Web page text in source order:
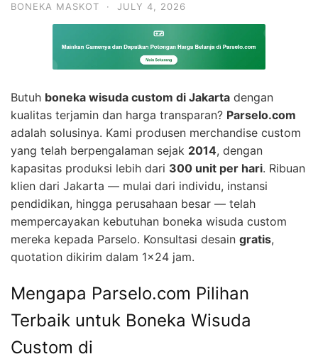
BONEKA MASKOT · JULY 4, 2026
Butuh boneka wisuda custom di Jakarta dengan
kualitas terjamin dan harga transparan? Parselo.com
adalah solusinya. Kami produsen merchandise custom
yang telah berpengalaman sejak 2014, dengan
kapasitas produksi lebih dari 300 unit per hari. Ribuan
klien dari Jakarta — mulai dari individu, instansi
pendidikan, hingga perusahaan besar — telah
mempercayakan kebutuhan boneka wisuda custom
mereka kepada Parselo. Konsultasi desain gratis,
quotation dikirim dalam 1×24 jam.
Mengapa Parselo.com Pilihan
Terbaik untuk Boneka Wisuda
Custom di